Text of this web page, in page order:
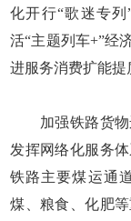
化开行“歌迷专列
活“主题列车+”经
进服务消费扩能提
加强铁路货物
发挥网络化服务
铁路主要煤运通
煤、粮食、化肥